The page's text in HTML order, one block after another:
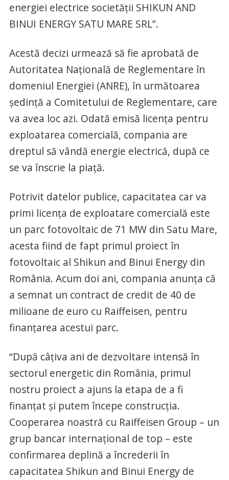
energiei electrice societăţii SHIKUN AND
BINUI ENERGY SATU MARE SRL”.
Acestă decizi urmează să fie aprobată de
Autoritatea Națională de Reglementare în
domeniul Energiei (ANRE), în următoarea
ședință a Comitetului de Reglementare, care
va avea loc azi. Odată emisă licenţa pentru
exploatarea comercială, compania are
dreptul să vândă energie electrică, după ce
se va înscrie la piață.
Potrivit datelor publice, capacitatea car va
primi licența de exploatare comercială este
un parc fotovoltaic de 71 MW din Satu Mare,
acesta fiind de fapt primul proiect în
fotovoltaic al Shikun and Binui Energy din
România. Acum doi ani, compania anunța că
a semnat un contract de credit de 40 de
milioane de euro cu Raiffeisen, pentru
finanțarea acestui parc.
“După câțiva ani de dezvoltare intensă în
sectorul energetic din România, primul
nostru proiect a ajuns la etapa de a fi
finanțat și putem începe construcția.
Cooperarea noastră cu Raiffeisen Group – un
grup bancar internațional de top – este
confirmarea deplină a încrederii în
capacitatea Shikun and Binui Energy de